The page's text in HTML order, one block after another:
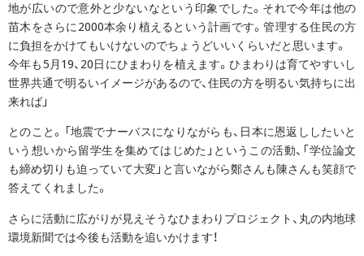
地が広いので意外と少ないなという印象でした。それで今年は他の
苗木をさらに2000本余り植えるという計画です。管理する住民の方
に負担をかけてもいけないのでちょうどいいくらいだと思います。
今年も5月19、20日にひまわりを植えます。ひまわりは育てやすいし
世界共通で明るいイメージがあるので、住民の方を明るい気持ちに出
来れば」
とのこと。「地震でナーバスになりながらも、日本に恩返ししたいと
いう想いから留学生を集めてはじめた」というこの活動、「学位論文
も締め切りも迫っていて大変」と言いながら鄭さんも陳さんも笑顔で
答えてくれました。
さらに活動に広がりが見えそうなひまわりプロジェクト、丸の内地球
環境新聞では今後も活動を追いかけます！